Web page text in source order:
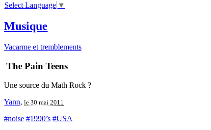
Select Language ▼
Musique
Vacarme et tremblements
The Pain Teens
Une source du Math Rock ?
Yann, le 30 mai 2011
#noise #1990’s #USA